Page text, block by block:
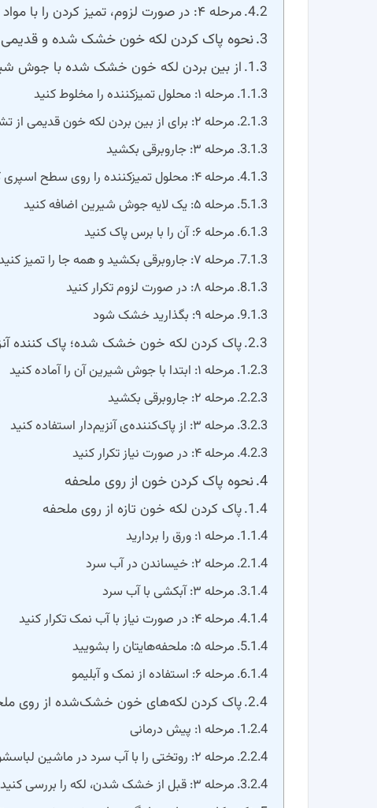
مرحله ۴: در صورت لزوم، تمیز کردن را با مواد شوینده تکرار کنید
نحوه پاک کردن لکه خون خشک شده و
از بین بردن لکه خون خشک شده با جوش
مرحله ۱: محلول تمیزکننده را مخلوط کنید
مرحله ۲: برای از بین بردن لکه خون قدیمی از تشک جوش شیرین را بپاشید و پخش کنید
مرحله ۳: جاروبرقی بکشید
مرحله ۴: محلول تمیزکننده را روی سطح اسپری کنید
مرحله ۵: یک لایه جوش شیرین اضافه کنید
مرحله ۶: آن را با برس پاک کنید
مرحله ۷: جاروبرقی بکشید و همه جا را تمیز کنید
مرحله ۸: در صورت لزوم تکرار کنید
مرحله ۹: بگذارید خشک شود
پاک کردن لکه خون خشک شده؛ پاک کننده
مرحله ۱: ابتدا با جوش شیرین آن را آماده کنید
مرحله ۲: جاروبرقی بکشید
مرحله ۳: از پاک‌کننده‌ی آنزیم‌دار استفاده کنید
مرحله ۴: در صورت نیاز تکرار کنید
نحوه پاک کردن خون از روی ملحفه
پاک کردن لکه خون تازه از روی ملحفه
مرحله ۱: ورق را بردارید
مرحله ۲: خیساندن در آب سرد
مرحله ۳: آبکشی با آب سرد
مرحله ۴: در صورت نیاز با آب نمک تکرار کنید
مرحله ۵: ملحفه‌هایتان را بشویید
مرحله ۶: استفاده از نمک و آبلیمو
پاک کردن لکه‌های خون خشک‌شده از روی
مرحله ۱: پیش درمانی
مرحله ۲: روتختی را با آب سرد در ماشین لباسشویی بشویید
مرحله ۳: قبل از خشک شدن، لکه را بررسی کنید